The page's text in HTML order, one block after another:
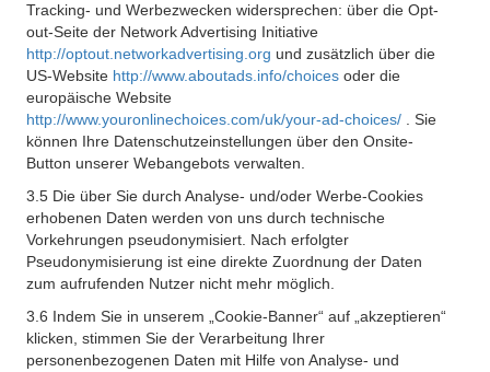
Tracking- und Werbezwecken widersprechen: über die Opt-
out-Seite der Network Advertising Initiative
http://optout.networkadvertising.org und zusätzlich über die
US-Website http://www.aboutads.info/choices oder die
europäische Website
http://www.youronlinechoices.com/uk/your-ad-choices/
. Sie
können Ihre Datenschutzeinstellungen über den Onsite-
Button unserer Webangebots verwalten.
3.5 Die über Sie durch Analyse- und/oder Werbe-Cookies
erhobenen Daten werden von uns durch technische
Vorkehrungen pseudonymisiert. Nach erfolgter
Pseudonymisierung ist eine direkte Zuordnung der Daten
zum aufrufenden Nutzer nicht mehr möglich.
3.6 Indem Sie in unserem „Cookie-Banner“ auf „akzeptieren“
klicken, stimmen Sie der Verarbeitung Ihrer
personenbezogenen Daten mit Hilfe von Analyse- und